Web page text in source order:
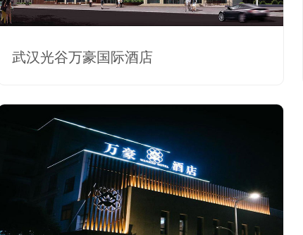
武汉光谷万豪国际酒店